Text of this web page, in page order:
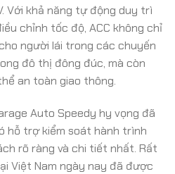
Với khả năng tự động duy trì
chỉnh tốc độ, ACC không chỉ
người lái trong các chuyến
đô thị đông đúc, mà còn
an toàn giao thông.
Auto Speedy hy vọng đã
hỗ trợ kiểm soát hành trình
rõ ràng và chi tiết nhất. Rất
Việt Nam ngày nay đã được